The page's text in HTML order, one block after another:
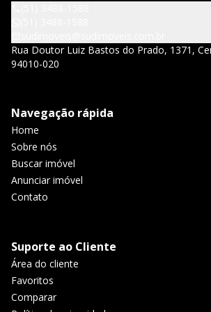
Rua Doutor Luiz Bastos do Prado, 1371,
94010-020
Navegação rápida
Home
Sobre nós
Buscar imóvel
Anunciar imóvel
Contato
Suporte ao Cliente
Área do cliente
Favoritos
Comparar